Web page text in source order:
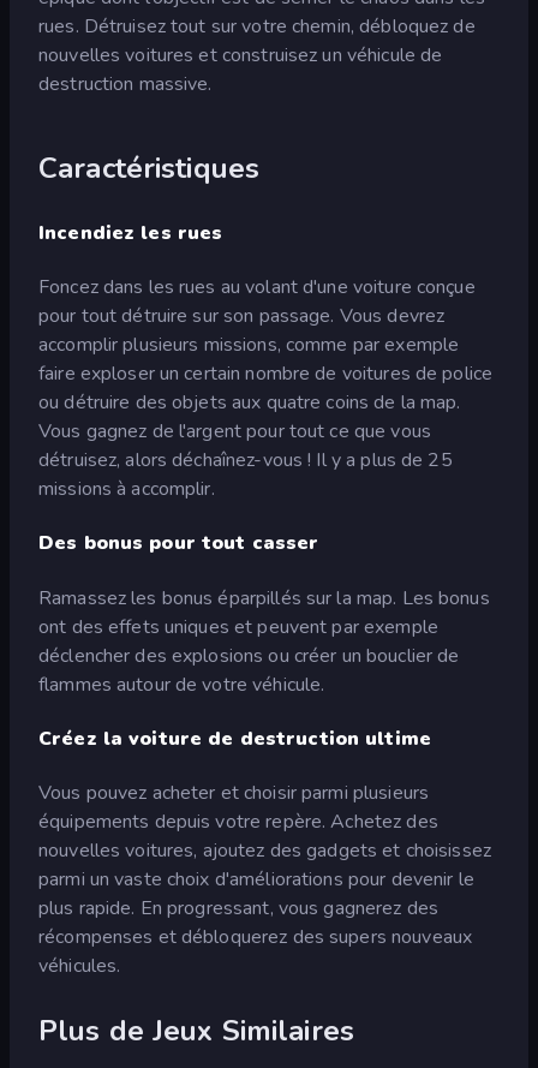
rues. Détruisez tout sur votre chemin, débloquez de
nouvelles voitures et construisez un véhicule de
destruction massive.
Caractéristiques
Incendiez les rues
Foncez dans les rues au volant d'une voiture conçue
pour tout détruire sur son passage. Vous devrez
accomplir plusieurs missions, comme par exemple
faire exploser un certain nombre de voitures de police
ou détruire des objets aux quatre coins de la map.
Vous gagnez de l'argent pour tout ce que vous
détruisez, alors déchaînez-vous ! Il y a plus de 25
missions à accomplir.
Des bonus pour tout casser
Ramassez les bonus éparpillés sur la map. Les bonus
ont des effets uniques et peuvent par exemple
déclencher des explosions ou créer un bouclier de
flammes autour de votre véhicule.
Créez la voiture de destruction ultime
Vous pouvez acheter et choisir parmi plusieurs
équipements depuis votre repère. Achetez des
nouvelles voitures, ajoutez des gadgets et choisissez
parmi un vaste choix d'améliorations pour devenir le
plus rapide. En progressant, vous gagnerez des
récompenses et débloquerez des supers nouveaux
véhicules.
Plus de Jeux Similaires